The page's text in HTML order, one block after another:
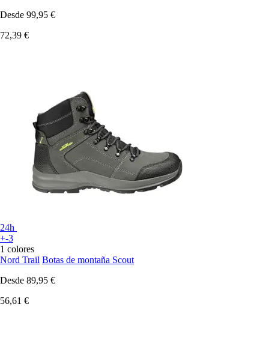
Desde 99,95 €
72,39 €
24h
+-3
1 colores
Nord Trail Botas de montaña Scout
Desde 89,95 €
56,61 €